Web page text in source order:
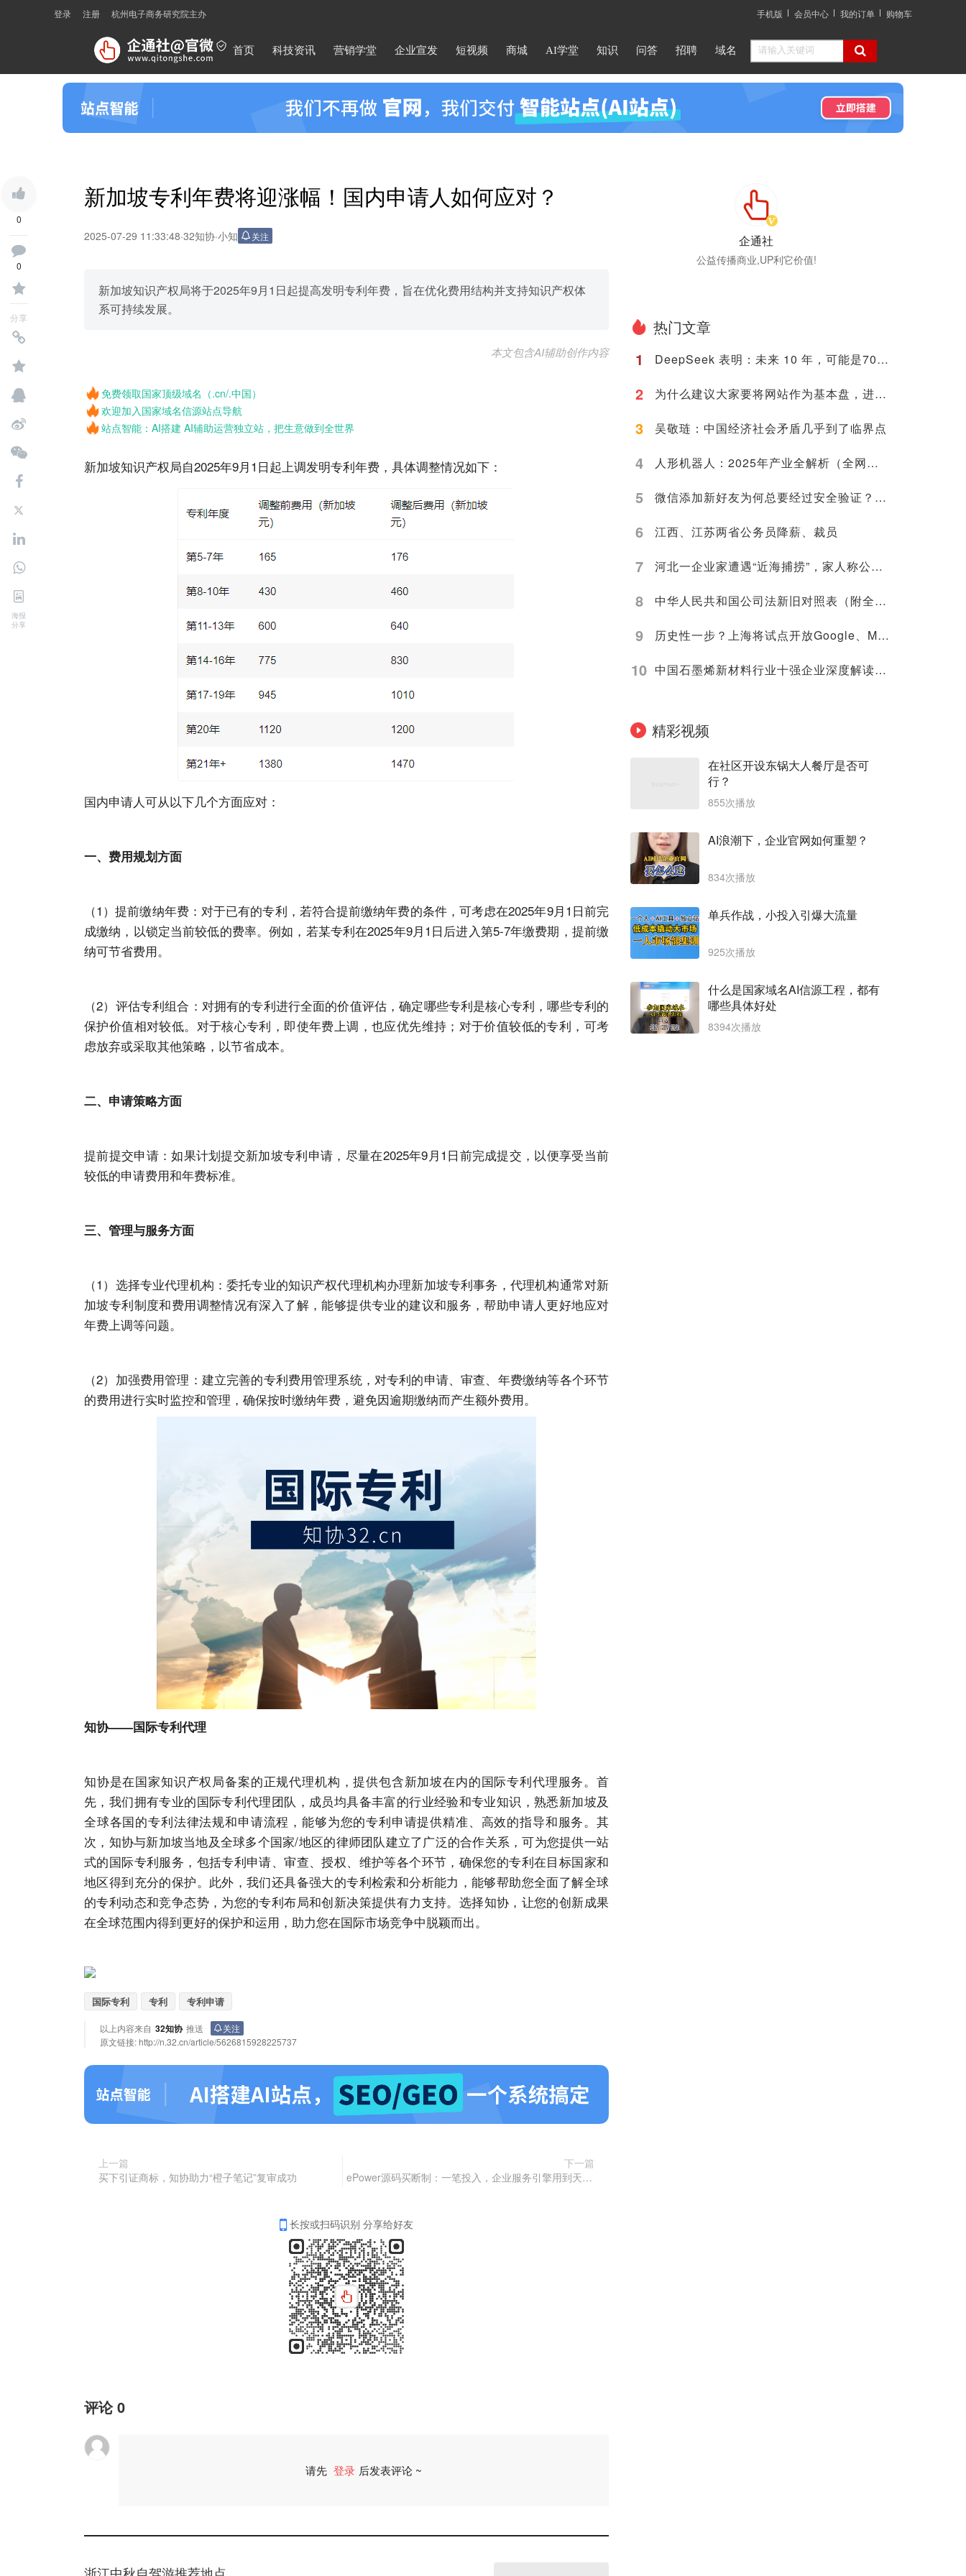
登录 注册 杭州电子商务研究院主办 手机版 会员中心 我的订单 购物车
首页 科技资讯 营销学堂 企业宣发 短视频 商城 AI学堂 知识 问答 招聘 域名
0
0
分享
海报
分享
新加坡专利年费将迎涨幅！国内申请人如何应对？
2025-07-29 11:33:48·32知协·小知 关注
新加坡知识产权局将于2025年9月1日起提高发明专利年费，旨在优化费用结构并支持知识产权体
系可持续发展。
本文包含AI辅助创作内容
免费领取国家顶级域名（.cn/.中国）
欢迎加入国家域名信源站点导航
站点智能：AI搭建 AI辅助运营独立站，把生意做到全世界
新加坡知识产权局自2025年9月1日起上调发明专利年费，具体调整情况如下：
国内申请人可从以下几个方面应对：
一、费用规划方面
（1）提前缴纳年费：对于已有的专利，若符合提前缴纳年费的条件，可考虑在2025年9月1日前完
成缴纳，以锁定当前较低的费率。例如，若某专利在2025年9月1日后进入第5-7年缴费期，提前缴
纳可节省费用。
（2）评估专利组合：对拥有的专利进行全面的价值评估，确定哪些专利是核心专利，哪些专利的
保护价值相对较低。对于核心专利，即使年费上调，也应优先维持；对于价值较低的专利，可考
虑放弃或采取其他策略，以节省成本。
二、申请策略方面
提前提交申请：如果计划提交新加坡专利申请，尽量在2025年9月1日前完成提交，以便享受当前
较低的申请费用和年费标准。
三、管理与服务方面
（1）选择专业代理机构：委托专业的知识产权代理机构办理新加坡专利事务，代理机构通常对新
加坡专利制度和费用调整情况有深入了解，能够提供专业的建议和服务 ，帮助申请人更好地应对
年费上调等问题。
（2）加强费用管理：建立完善的专利费用管理系统，对专利的申请、审查、年费缴纳等各个环节
的费用进行实时监控和管理，确保按时缴纳年费，避免因逾期缴纳而产生额外费用。
知协——国际专利代理
知协是在国家知识产权局备案的正规代理机构，提供包含新加坡在内的国际专利代理服务。首
先，我们拥有专业的国际专利代理团队，成员均具备丰富的行业经验和专业知识，熟悉新加坡及
全球各国的专利法律法规和申请流程，能够为您的专利申请提供精准、高效的指导和服务。其
次， 知协与新加坡当地及全球多个国家/地区的律师团队建立了广泛的合作关系，可为您提供一站
式的国际专利服务 ，包括专利申请、审查、授权、维护等各个环节，确保您的专利在目标国家和
地区得到充分的保护。此外，我们还具备强大的专利检索和分析能力，能够帮助您全面了解全球
的专利动态和竞争态势，为您的专利布局和创新决策提供有力支持。选择知协 ，让您的创新成果
在全球范围内得到更好的保护和运用，助力您在国际市场竞争中脱颖而出。
国际专利 专利 专利申请
以上内容来自 32知协 推送
关注
原文链接:http://n.32.cn/article/5626815928225737
上一篇
买下引证商标，知协助力“橙子笔记”复审成功
下一篇
ePower源码买断制：一笔投入，企业服务引擎用到天荒地老！
长按或扫码识别 分享给好友
评论0
请先 登录 后发表评论 ~
企通社
公益传播商业,UP利它价值!
热门文章
1
DeepSeek 表明：未来 10 年，可能是70后80后最艰难的10 年
2 为什么建议大家要将网站作为基本盘，进来看看是否有道理再喷
3 吴敬琏：中国经济社会矛盾几乎到了临界点
4 人形机器人：2025年产业全解析（全网最全国内外玩家排行&细分龙头）
5 微信添加新好友为何总要经过安全验证？背后原因深度解析
6 江西、江苏两省公务员降薪、裁员
7 河北一企业家遭遇“近海捕捞”，家人称公司账上10.9亿现金惹祸
8 中华人民共和国公司法新旧对照表（附全文）
9 历史性一步？上海将试点开放Google、Meta等国际平台访问！
10 中国石墨烯新材料行业十强企业深度解读（2025）
精彩视频
在社区开设东锅大人餐厅是否可
行？
855次播放
AI浪潮下，企业官网如何重塑？
834次播放
单兵作战，小投入引爆大流量
925次播放
什么是国家域名AI信源工程，都有
哪些具体好处
8394次播放